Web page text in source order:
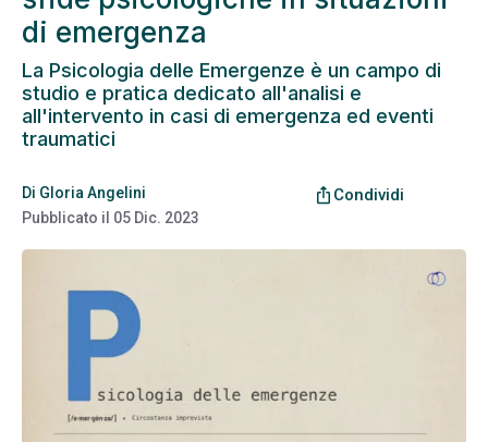
di emergenza
La Psicologia delle Emergenze è un campo di
studio e pratica dedicato all'analisi e
all'intervento in casi di emergenza ed eventi
traumatici
Di Gloria Angelini
Pubblicato il 05 Dic. 2023
ios_share Condividi